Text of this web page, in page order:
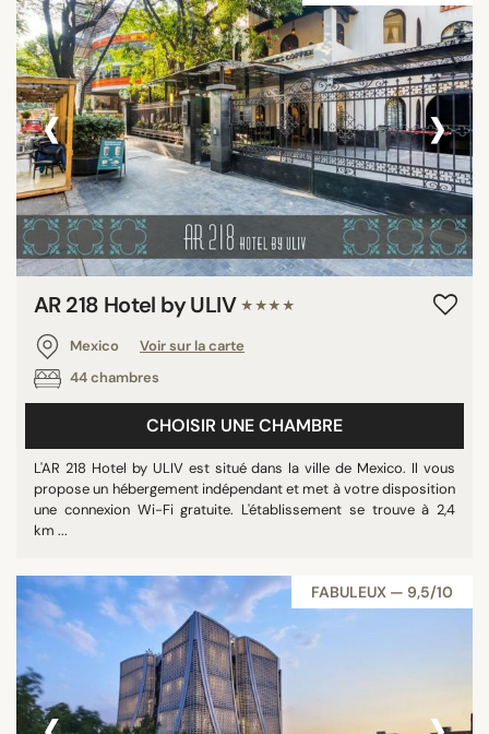
‹ ›
AR 218 Hotel by ULIV ★★★★
Mexico
Voir sur la carte
44 chambres
CHOISIR UNE CHAMBRE
L'AR 218 Hotel by ULIV est situé dans la ville de Mexico. Il vous
propose un hébergement indépendant et met à votre disposition
une connexion Wi-Fi gratuite. L'établissement se trouve à 2,4
km ...
FABULEUX — 9,5/10